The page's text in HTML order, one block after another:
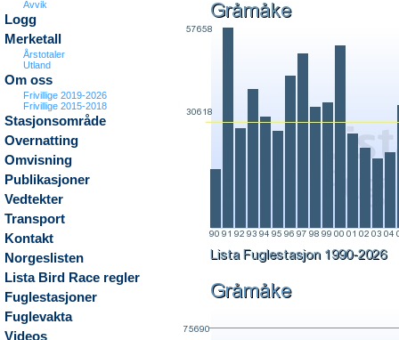
Avvik
Logg
Merketall
Årstotaler
Utland
Om oss
Frivillige 2019-2026
Frivillige 2015-2018
Stasjonsområde
Overnatting
Omvisning
Publikasjoner
Vedtekter
Transport
Kontakt
Norgeslisten
Lista Bird Race regler
Fuglestasjoner
Fuglevakta
Videos